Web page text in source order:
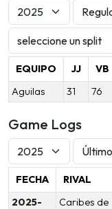
EQUIPO JJ VB
Aguilas
31 76
Game Logs
FECHA RIVAL
2025-
Caribes de